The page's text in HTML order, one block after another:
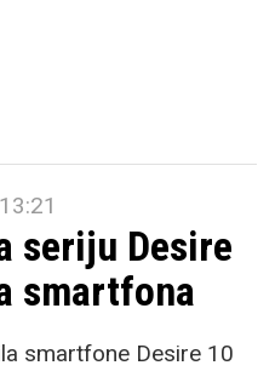
seriju Desire
smartfona
smartfone Desire 10